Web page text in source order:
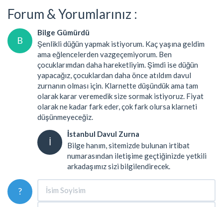
Forum & Yorumlarınız :
B
Bilge Gümürdü
Şenlikli düğün yapmak istiyorum. Kaç yaşına geldim
ama eğlencelerden vazgeçemiyorum. Ben
çocuklarımdan daha hareketliyim. Şimdi ise düğün
yapacağız, çocuklardan daha önce atıldım davul
zurnanın olması için. Klarnette düşündük ama tam
olarak karar veremedik size sormak istiyoruz. Fiyat
olarak ne kadar fark eder, çok fark olursa klarneti
düşünmeyeceğiz.
İ
İstanbul Davul Zurna
Bilge hanım, sitemizde bulunan irtibat
numarasından iletişime geçtiğinizde yetkili
arkadaşımız sizi bilgilendirecek.
?